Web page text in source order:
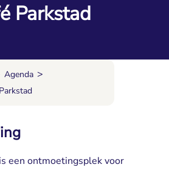
Parkstad
Agenda >
een ontmoetingsplek voor